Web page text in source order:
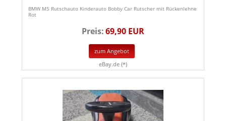
BMW M5 Rutschauto Kinderauto Bobby Car Rutscher mit Rückenlehne
Rot
Preis:69,90 EUR
zum Angebot
eBay.de (*)